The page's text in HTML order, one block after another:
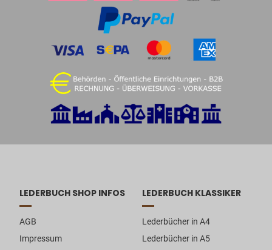
LEDERBUCH SHOP INFOS
AGB
Impressum
LEDERBUCH KLASSIKER
Lederbücher in A4
Lederbücher in A5